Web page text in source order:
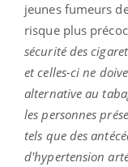
jeunes fumeurs
risque plus
sécurité des
et celles-ci ne
alternative au
les personnes
tels que des
d'hypertension